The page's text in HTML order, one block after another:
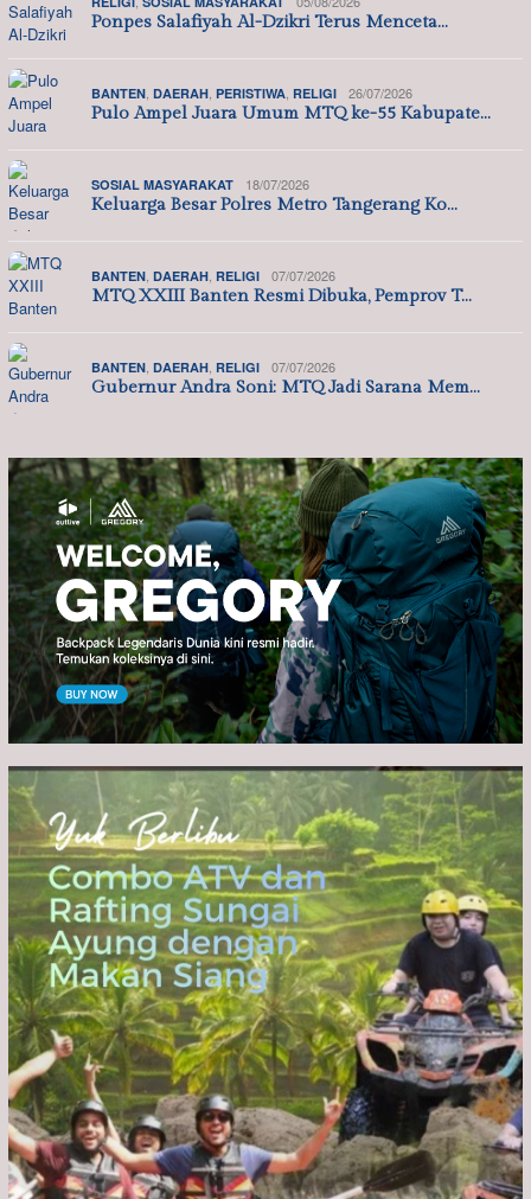
Ponpes Salafiyah Al-Dzikri Terus Menceta…
BANTEN DAERAH PERISTIWA RELIGI 26/07/2026
Pulo Ampel Juara Umum MTQ ke-55 Kabupate…
SOSIAL MASYARAKAT 18/07/2026
Keluarga Besar Polres Metro Tangerang Ko…
BANTEN DAERAH RELIGI 07/07/2026
MTQ XXIII Banten Resmi Dibuka, Pemprov T…
BANTEN DAERAH RELIGI 07/07/2026
Gubernur Andra Soni: MTQ Jadi Sarana Mem…